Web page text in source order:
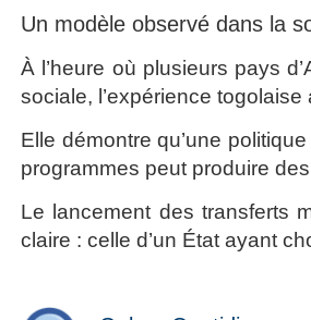
Un modèle observé dans la
À l’heure où plusieurs pays
sociale, l’expérience
Elle démontre qu’une
programmes peut produire
Le lancement des transferts
claire : celle d’un État ayant